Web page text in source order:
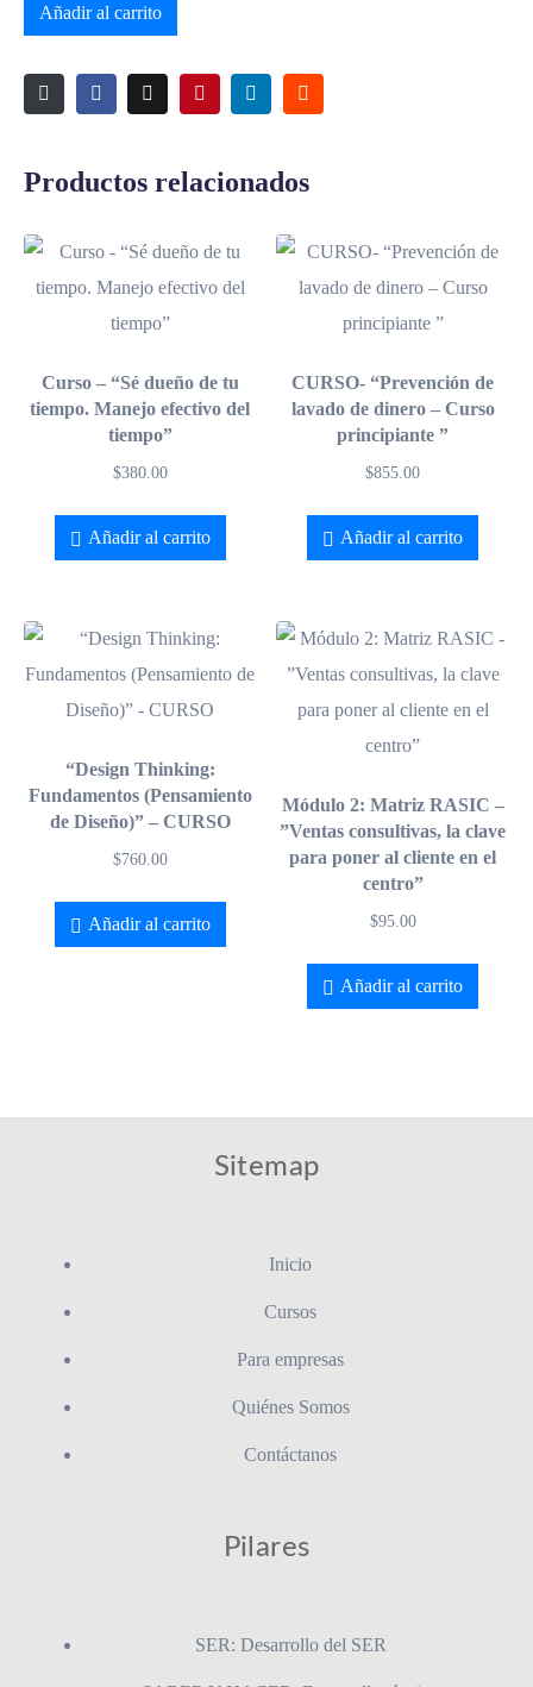
Añadir al carrito
Productos relacionados
Curso – “Sé dueño de tu
tiempo. Manejo efectivo del
tiempo”
$380.00
Añadir al carrito
CURSO- “Prevención de
lavado de dinero – Curso
principiante ”
$855.00
Añadir al carrito
“Design Thinking:
Fundamentos (Pensamiento
de Diseño)” – CURSO
$760.00
Añadir al carrito
Módulo 2: Matriz RASIC –
”Ventas consultivas, la clave
para poner al cliente en el
centro”
$95.00
Añadir al carrito
Sitemap
Inicio
Cursos
Para empresas
Quiénes Somos
Contáctanos
Pilares
SER: Desarrollo del SER